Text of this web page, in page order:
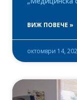
ВИЖ ПОВЕЧЕ »
октомври 14,